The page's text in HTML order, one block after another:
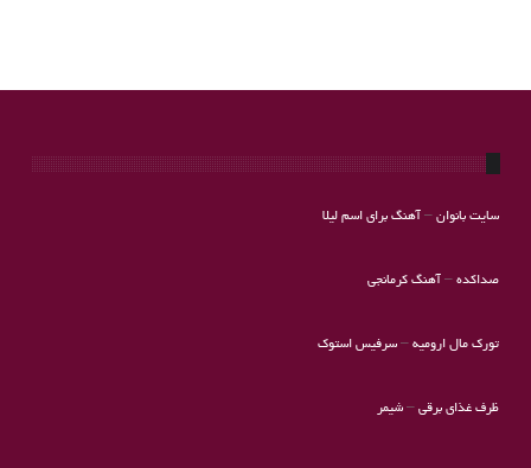
سایت بانوان– آهنگ برای اسم لیلا
صداکده– آهنگ کرمانجی
تورک مال ارومیه–سرفیس استوک
ظرف غذای برقی– شیمر